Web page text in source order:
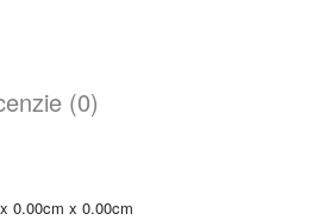
(0)
0.00cm x 0.00cm